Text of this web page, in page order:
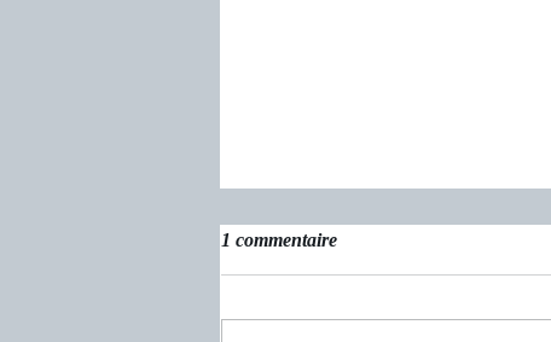
1 commentaire